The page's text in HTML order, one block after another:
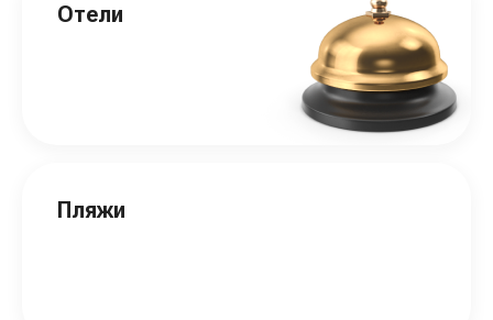
Отели
Пляжи